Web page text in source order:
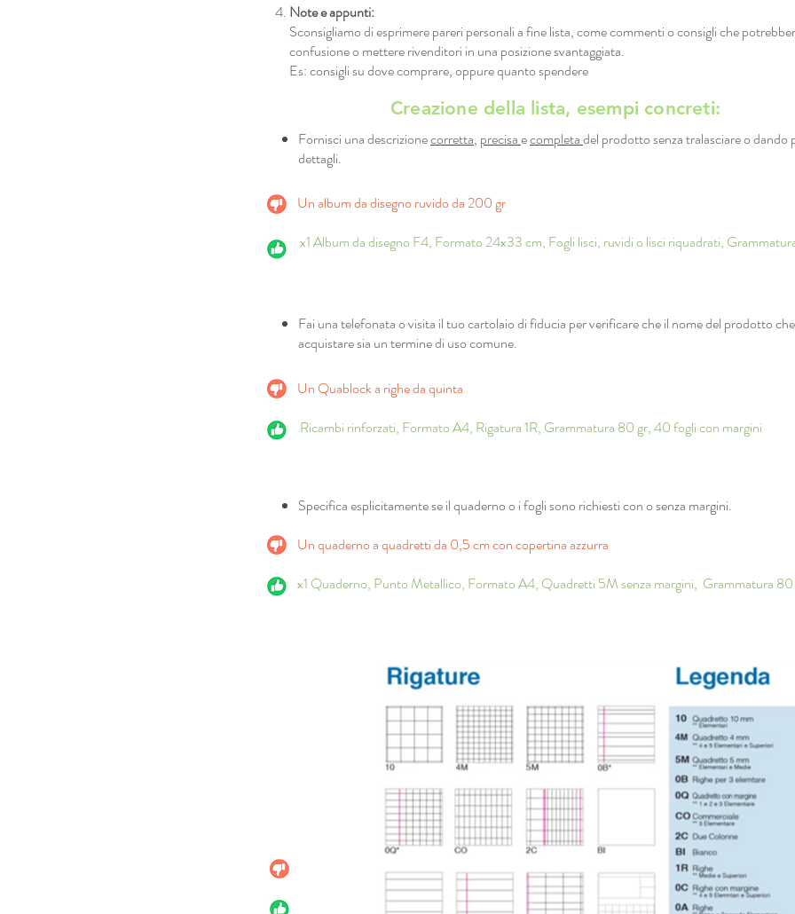
Note e appunti:
Sconsigliamo di esprimere pareri personali a fine lista, come commenti o consigli che
confusione o mettere rivenditori in una posizione svantaggiata.
Es: consigli su dove comprare, oppure quanto spendere
Creazione della lista, esempi concreti:
Fornisci una descrizionecorretta, precisaecompletadel prodotto senza tralasciare o dando
dettagli.
Un album da disegno ruvido da 200 gr
x1 Album da disegno F4, Formato 24x33 cm, Fogli lisci, ruvidi o lisci riquadrati,
Fai una telefonata o visita il tuo cartolaio di fiducia per verificare che il nome del prodotto
acquistare sia un termine di uso comune.
Un Quablock a righe da quinta
Ricambi rinforzati, Formato A4, Rigatura 1R, Grammatura 80 gr, 40 fogli con margini
Specifica esplicitamente se il quaderno o i fogli sono richiesti con o senza margini.
Un quaderno a quadretti da 0,5 cm con copertina azzurra
x1 Quaderno, Punto Metallico, Formato A4, Quadretti 5M senza margini, Grammatura